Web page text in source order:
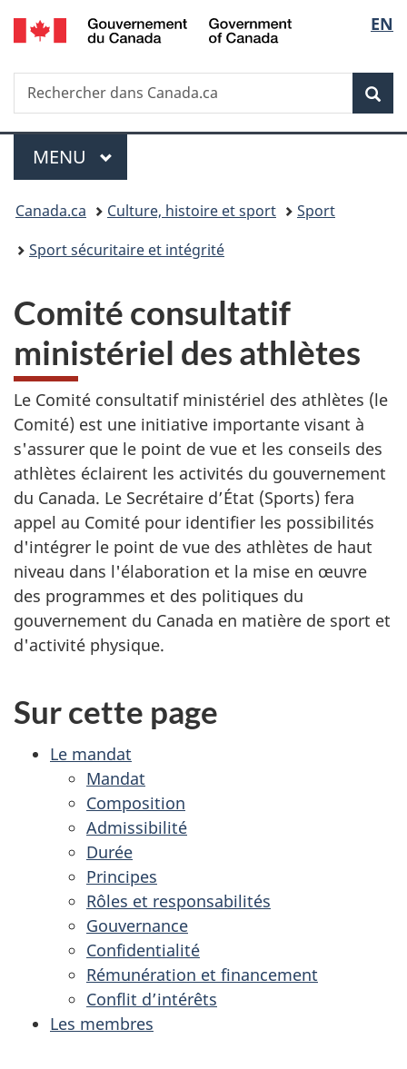
Passer
au
principal
Passer
à
Au
du
Passer
à
version
simplifiée
de
la
EN
Recherche
Rechercher
dans
Menu
MENU PRINCIPAL
Vous
êtes
Canada.ca Culture, histoire et sport
Sport
Sport sécuritaire et intégrité
Comité consultatif
ministériel des athlètes
Le Comité consultatif ministériel des athlètes (le
Comité) est une initiative importante visant à
s'assurer que le point de vue et les conseils des
athlètes éclairent les activités du gouvernement
du Canada. Le Secrétaire d’État (Sports) fera
appel au Comité pour identifier les possibilités
d'intégrer le point de vue des athlètes de haut
niveau dans l'élaboration et la mise en œuvre
des programmes et des politiques du
gouvernement du Canada en matière de sport et
d'activité physique.
Sur cette page
Le mandat
Mandat
Composition
Admissibilité
Durée
Principes
Rôles et responsabilités
Gouvernance
Confidentialité
Rémunération et financement
Conflit d’intérêts
Les membres